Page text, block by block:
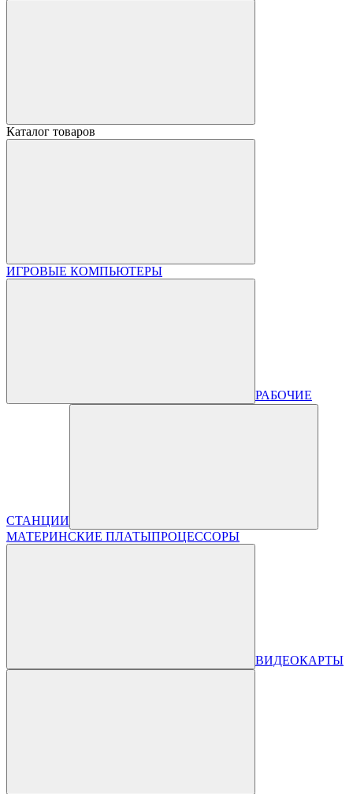
Каталог товаров
ИГРОВЫЕ КОМПЬЮТЕРЫ
РАБОЧИЕ
СТАНЦИИ
МАТЕРИНСКИЕ ПЛАТЫПРОЦЕССОРЫ
ВИДЕОКАРТЫ